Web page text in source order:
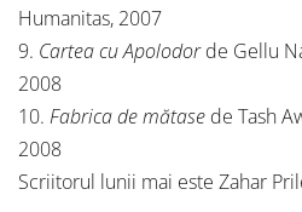
Humanitas, 2007
9. Cartea cu Apolodorde Gellu
2008
10. Fabrica de mătase de Tash
2008
Scriitorul lunii mai este Zahar